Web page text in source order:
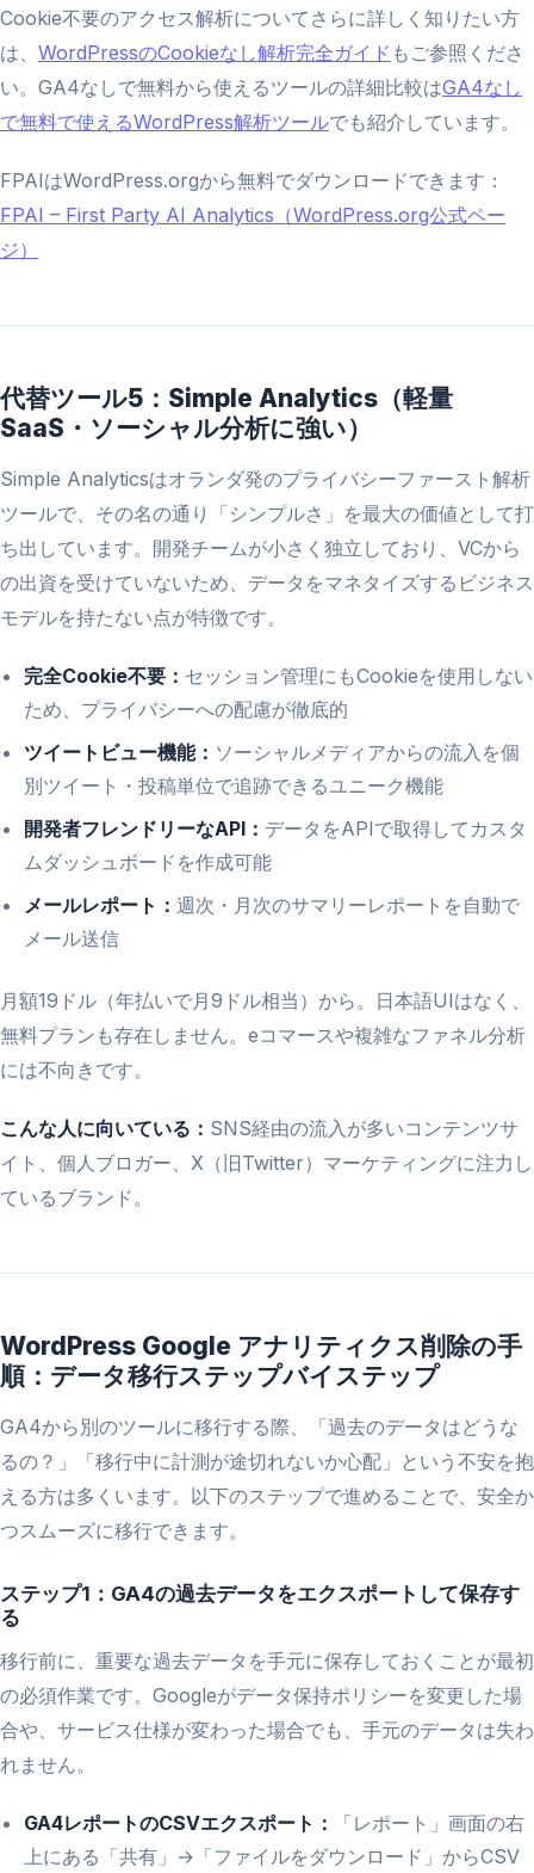
Cookie不要のアクセス解析についてさらに詳しく知りたい方
は、 WordPressのCookieなし解析完全ガイド もご参照くださ
い。GA4なしで無料から使えるツールの詳細比較はGA4なし
で無料で使えるWordPress解析ツールでも紹介しています。
FPAIはWordPress.orgから無料でダウンロードできます：
FPAI – First Party AI Analytics（WordPress.org公式ペー
ジ）
代替ツール5：Simple Analytics（軽量
SaaS・ソーシャル分析に強い）
Simple Analyticsはオランダ発のプライバシーファースト解析
ツールで、その名の通り「シンプルさ」を最大の価値として打
ち出しています。開発チームが小さく独立しており、VCから
の出資を受けていないため、データをマネタイズするビジネス
モデルを持たない点が特徴です。
完全Cookie不要： セッション管理にもCookieを使用しない
ため、プライバシーへの配慮が徹底的
ツイートビュー機能： ソーシャルメディアからの流入を個
別ツイート・投稿単位で追跡できるユニーク機能
開発者フレンドリーなAPI： データをAPIで取得してカスタ
ムダッシュボードを作成可能
メールレポート： 週次・月次のサマリーレポートを自動で
メール送信
月額19ドル（年払いで月9ドル相当）から。日本語UIはなく、
無料プランも存在しません。eコマースや複雑なファネル分析
には不向きです。
こんな人に向いている： SNS経由の流入が多いコンテンツサ
イト、個人ブロガー、X（旧Twitter）マーケティングに注力し
ているブランド。
WordPress Google アナリティクス削除の手
順：データ移行ステップバイステップ
GA4から別のツールに移行する際、「過去のデータはどうな
るの？」「移行中に計測が途切れないか心配」という不安を抱
える方は多くいます。以下のステップで進めることで、安全か
つスムーズに移行できます。
ステップ1：GA4の過去データをエクスポートして保存す
る
移行前に、重要な過去データを手元に保存しておくことが最初
の必須作業です。Googleがデータ保持ポリシーを変更した場
合や、サービス仕様が変わった場合でも、手元のデータは失わ
れません。
GA4レポートのCSVエクスポート：
「レポート」画面の右
上にある「共有」→「ファイルをダウンロード」からCSV